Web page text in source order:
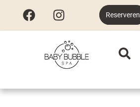
Reserveren